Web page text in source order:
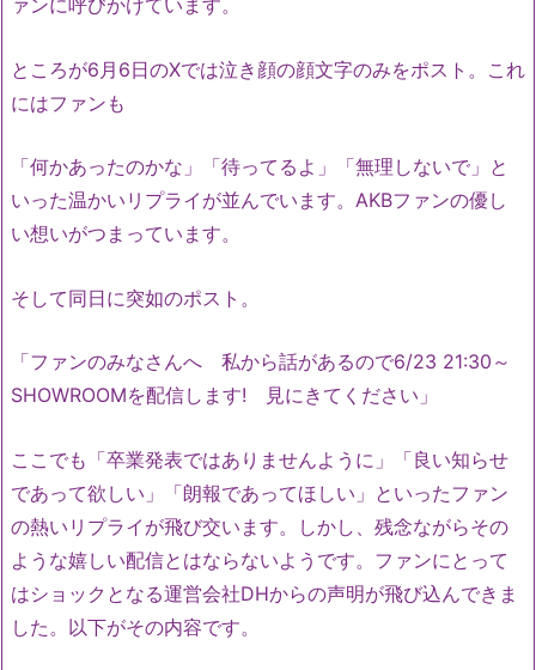
ところが6月6日のXでは泣き顔の顔文字のみをポスト。これ
にはファンも
「何かあったのかな」「待ってるよ」「無理しないで」と
いった温かいリプライが並んでいます。AKBファンの優し
い想いがつまっています。
そして同日に突如のポスト。
「ファンのみなさんへ 私から話があるので6/23 21:30～
SHOWROOMを配信します! 見にきてください」
ここでも「卒業発表ではありませんように」「良い知らせ
であって欲しい」「朗報であってほしい」といったファン
の熱いリプライが飛び交います。しかし、残念ながらその
ような嬉しい配信とはならないようです。ファンにとって
はショックとなる運営会社DHからの声明が飛び込んできま
した。以下がその内容です。